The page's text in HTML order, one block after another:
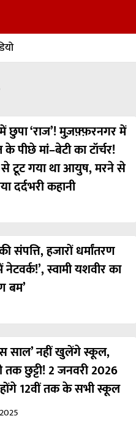
छुपा ‘राज’! मुज़फ़्फ़रनगर में
पीछे मां–बेटी का टॉर्चर!
से टूट गया था आयुष, मरने से
दर्दभरी कहानी
संपत्ति, हजारों धर्मांतरण
स्वामी यशवीर का
बम’
साल’ नहीं खुलेंगे स्कूल,
तक छुट्टी! 2 जनवरी 2026
12वीं तक के सभी स्कूल